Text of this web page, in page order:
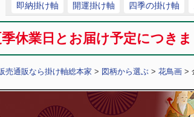
即納掛け軸 開運掛け軸 四季の掛け軸
季休業日とお届け予定につ
売通販なら掛け軸総本家 > 図柄から選ぶ > 花鳥画 >